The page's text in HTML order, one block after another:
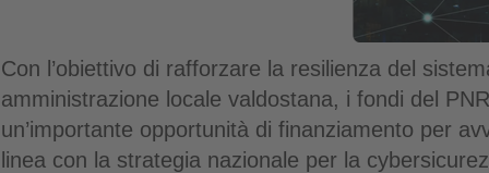
Con l’obiettivo di rafforzare la resilienza del
amministrazione locale valdostana, i fondi del
un’importante opportunità di finanziamento per
linea con la strategia nazionale per la